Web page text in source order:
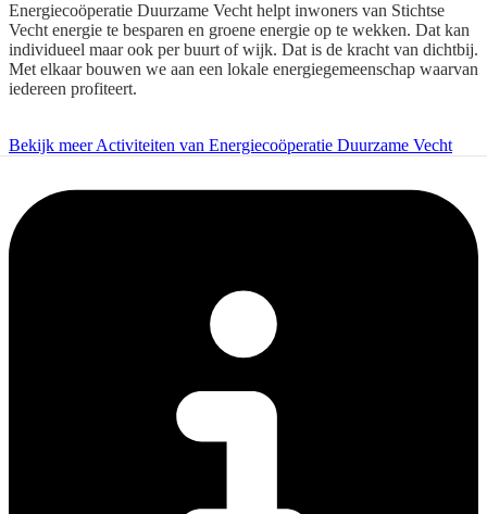
Energiecoöperatie Duurzame Vecht helpt inwoners van Stichtse
Vecht energie te besparen en groene energie op te wekken. Dat kan
individueel maar ook per buurt of wijk. Dat is de kracht van dichtbij.
Met elkaar bouwen we aan een lokale energiegemeenschap waarvan
iedereen profiteert.
Bekijk meer Activiteiten van Energiecoöperatie Duurzame Vecht